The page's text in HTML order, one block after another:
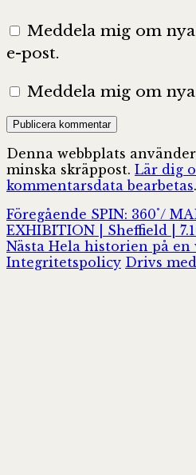
Meddela mig om
e-post.
Meddela mig om
Denna webbplats
minska skräppost. Lär dig
kommentarsdata bearbetas.
Inläggsnavigering
Föregående Föregående
inlägg:
SPIN: 360˚/
EXHIBITION | Sheffield |
Nästa Nästa
inlägg:
Hela historien på en
Integritetspolicy Drivs